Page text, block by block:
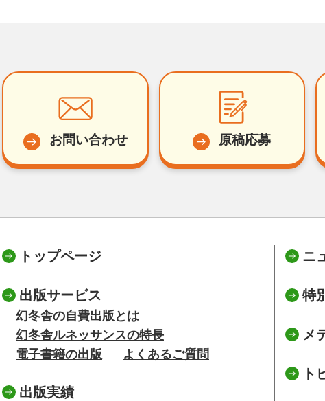
お問い合わせ 原稿応募
トップページ
出版サービス
幻冬舎の自費出版とは
幻冬舎ルネッサンスの特長
電子書籍の出版
よくあるご質問
出版実績
ニ
特
メ
ト